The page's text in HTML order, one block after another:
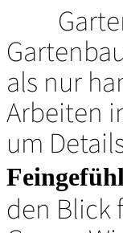
als nur
Arbeiten
um
den Blick